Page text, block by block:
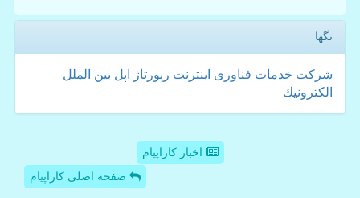
تگها
شركت خدمات فناوری اینترنت رپورتاژ اپل بین الملل
الكترونیك
اخبار کاراپیام
صفحه اصلی کاراپیام